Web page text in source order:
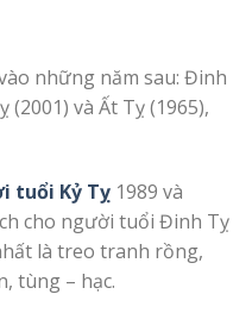
những năm sau: Đinh
(2001) và Ất Tỵ (1965),
tuổi Kỷ Tỵ 1989 và
cho người tuổi Đinh Tỵ
là treo tranh rồng,
tùng – hạc.